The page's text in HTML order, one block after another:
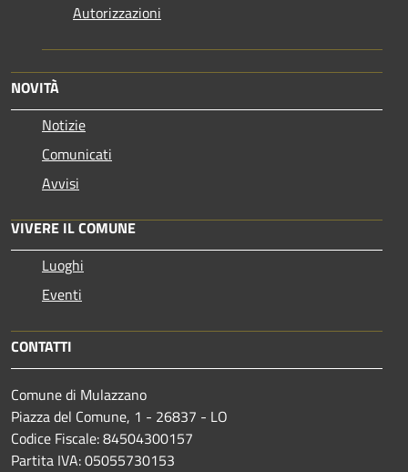
Autorizzazioni
NOVITÀ
Notizie
Comunicati
Avvisi
VIVERE IL COMUNE
Luoghi
Eventi
CONTATTI
Comune di Mulazzano
Piazza del Comune, 1 - 26837 - LO
Codice Fiscale: 84504300157
Partita IVA: 05055730153